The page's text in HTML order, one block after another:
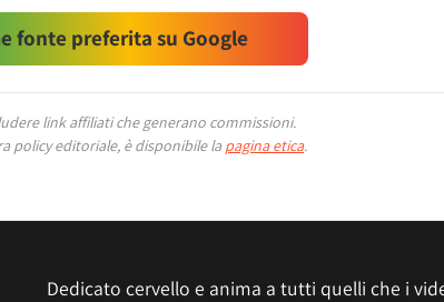
fonte preferita su Google
link affiliati che generano commissioni.
policy editoriale, è disponibile la pagina etica.
Dedicato cervello e anima a tutti quelli che i